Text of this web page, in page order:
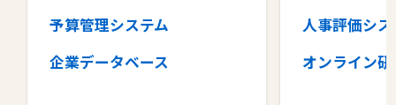
予算管理システム
企業データベース
人事評価シ
オンライン研